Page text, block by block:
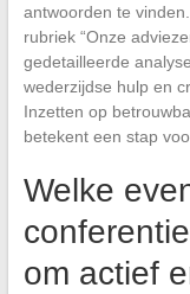
antwoorden te
rubriek “Onze
gedetailleerde
wederzijdse hulp en
Inzetten op
betekent een stap
Welke
om actief